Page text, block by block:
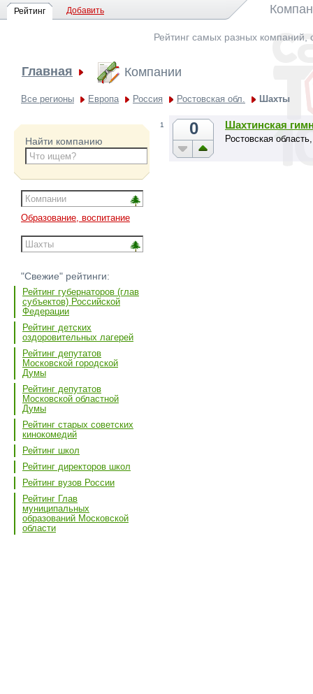
Рейтинг Добавить
Рейтинг самых разных компаний,
Главная Компании
Все регионы Европа Россия Ростовская обл. Шахты
Найти компанию
Образование, воспитание
"Свежие" рейтинги:
Рейтинг губернаторов (глав
субъектов) Российской
Федерации
Рейтинг детских
оздоровительных лагерей
Рейтинг депутатов
Московской городской
Думы
Рейтинг депутатов
Московской областной
Думы
Рейтинг старых советских
кинокомедий
Рейтинг школ
Рейтинг директоров школ
Рейтинг вузов России
Рейтинг Глав
муниципальных
образований Московской
области
1 0 Шахтинская
Ростовская